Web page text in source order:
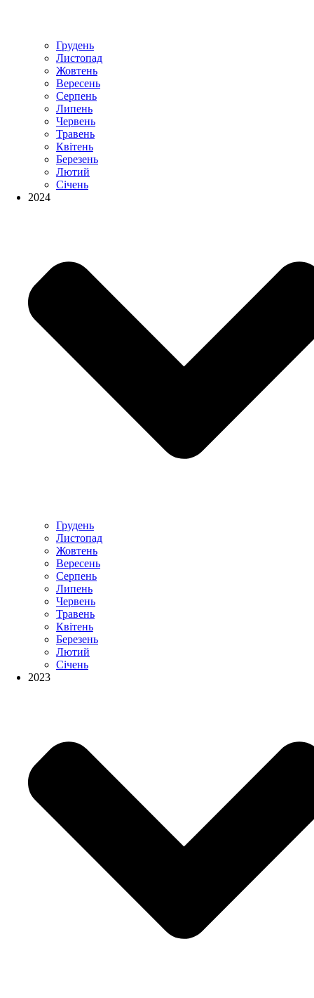
Грудень
Листопад
Жовтень
Вересень
Серпень
Липень
Червень
Травень
Квітень
Березень
Лютий
Січень
2024
Грудень
Листопад
Жовтень
Вересень
Серпень
Липень
Червень
Травень
Квітень
Березень
Лютий
Січень
2023